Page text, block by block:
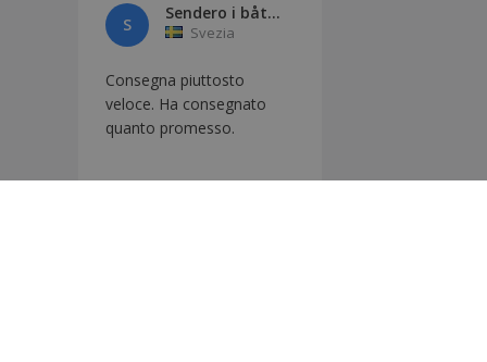
S
Sendero i båten
Svezia
Consegna piuttosto
veloce. Ha consegnato
quanto promesso.